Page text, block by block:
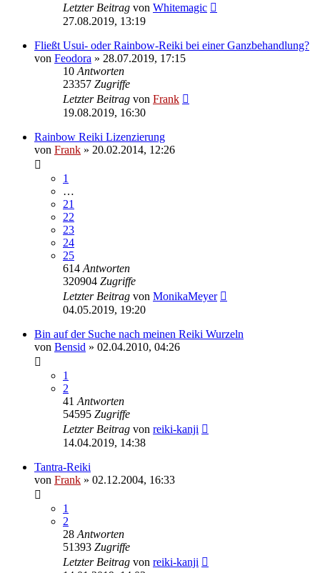
Letzter Beitrag von Whitemagic
27.08.2019, 13:19
Fließt Usui- oder Rainbow-Reiki bei einer Ganzbehandlung?
von Feodora » 28.07.2019, 17:15
10 Antworten
23357 Zugriffe
Letzter Beitrag von Frank
19.08.2019, 16:30
Rainbow Reiki Lizenzierung
von Frank » 20.02.2014, 12:26
1
…
21
22
23
24
25
614 Antworten
320904 Zugriffe
Letzter Beitrag von MonikaMeyer
04.05.2019, 19:20
Bin auf der Suche nach meinen Reiki Wurzeln
von Bensid » 02.04.2010, 04:26
1
2
41 Antworten
54595 Zugriffe
Letzter Beitrag von reiki-kanji
14.04.2019, 14:38
Tantra-Reiki
von Frank » 02.12.2004, 16:33
1
2
28 Antworten
51393 Zugriffe
Letzter Beitrag von reiki-kanji